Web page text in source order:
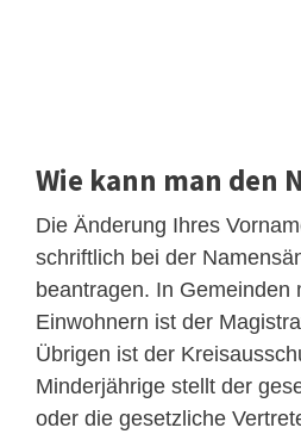
Wie kann man den
Die Änderung Ihres
schriftlich bei der
beantragen. In Gemeinden
Einwohnern ist der
Übrigen ist der
Minderjährige stellt der
oder die gesetzliche